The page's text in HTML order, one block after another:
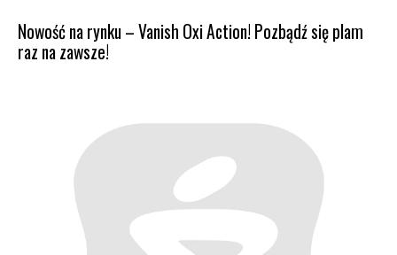
Nowość na rynku – Vanish Oxi Action! Pozbądź się plam
raz na zawsze!